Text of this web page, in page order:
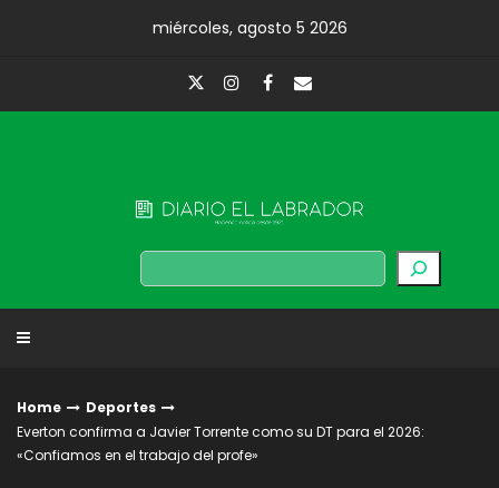
miércoles, agosto 5 2026
Buscar
Home
Deportes
Everton confirma a Javier Torrente como su DT para el 2026:
«Confiamos en el trabajo del profe»